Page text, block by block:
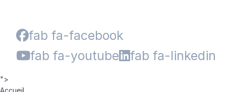
fab fa-facebook
fab fa-youtube
fab fa-linkedin
">
Accueil